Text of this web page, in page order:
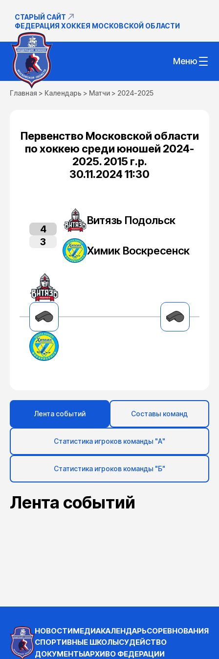
СТАРЫЙ САЙТ
ФЕДЕРАЦИЯ ХОККЕЯ МОСКОВСКОЙ ОБЛАСТИ
Меню
Главная > Календарь > Матчи > 2024-2025
Первенство Московской области
по хоккею среди юношей 2024-
2025. 2015 г.р.
30.11.2024 11:30
Витязь Подольск
4
3
Химик Воскресенск
Лента событий Составы команд
Статистика игроков команды "А"
Статистика игроков команды "Б"
Лента событий
НОВОСТИМЕДИАКАЛЕНДАРЬСОРЕВНОВАНИЯ
СПОРТИВНЫЕ ШКОЛЫСУДЕЙСТВО
ДОКУМЕНТЫАРХИВО ФЕДЕРАЦИИ